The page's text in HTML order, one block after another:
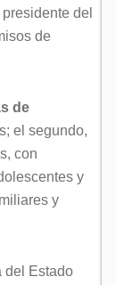
del
de
de
el segundo,
con
y
y
del Estado